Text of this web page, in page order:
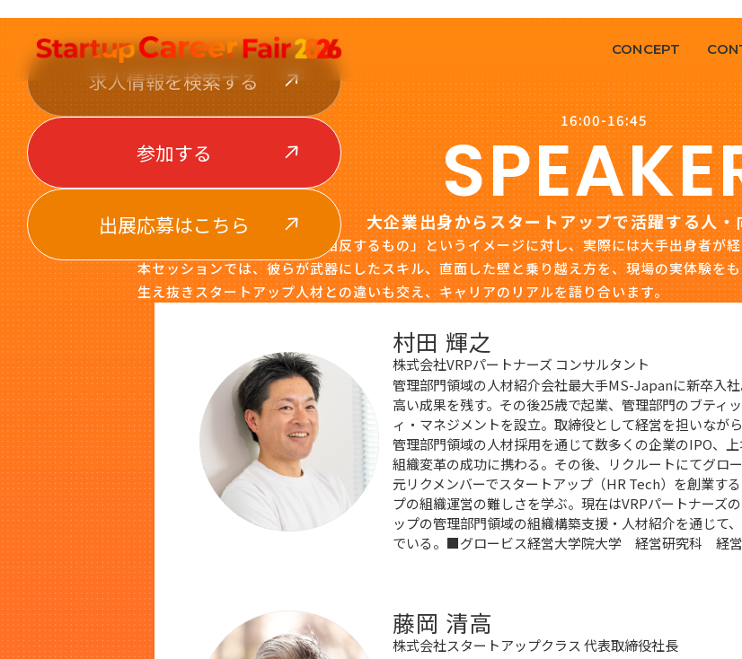
CONCEPT
求人情報を検索する
参加する
参加する
出展応募はこちら
出展応募はこちら
16:00-16:45
大企業出身からスタートアップで活躍する人・
「大企業とスタートアップは相反するもの」というイメージに対し、実際には大手出身者が
本セッションでは、彼らが武器にしたスキル、直面した壁と乗り越え方を、現場の実体験を
生え抜きスタートアップ人材との違いも交え、キャリアのリアルを語り合います。
村田 輝之
株式会社VRPパートナーズ コンサルタント
管理部門領域の人材紹介会社最大手MS-Japanに新卒入社
高い成果を残す。その後25歳で起業、管理部門のブティ
ィ・マネジメントを設立。取締役として経営を担いなが
管理部門領域の人材採用を通じて数多くの企業のIPO、
組織変革の成功に携わる。その後、リクルートにてグロ
元リクメンバーでスタートアップ（HR Tech）を創業す
プの組織運営の難しさを学ぶ。現在はVRPパートナーズ
ップの管理部門領域の組織構築支援・人材紹介を通じて
でいる。■グロービス経営大学院大学 経営研究科 経営
藤岡 清高
株式会社スタートアップクラス 代表取締役社長